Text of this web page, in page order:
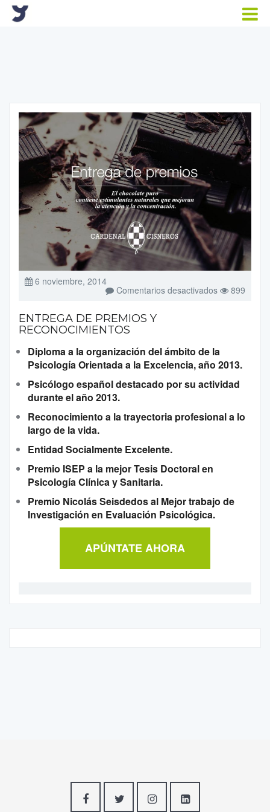
6 noviembre, 2014
Comentarios desactivadosen899
ENTREGA DE PREMIOS Y
RECONOCIMIENTOS
Diploma a la organización del ámbito de la
Psicología Orientada a la Excelencia, año 2013.
Psicólogo español destacado por su actividad
durante el año 2013.
Reconocimiento a la trayectoria profesional a lo
largo de la vida.
Entidad Socialmente Excelente.
Premio ISEP a la mejor Tesis Doctoral en
Psicología Clínica y Sanitaria.
Premio Nicolás Seisdedos al Mejor trabajo de
Investigación en Evaluación Psicológica.
APÚNTATE AHORA